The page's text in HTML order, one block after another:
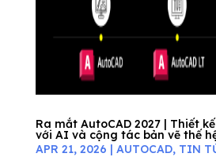
Ra mắt AutoCAD 2027 | Thiết
với AI và cộng tác bản vẽ thế
APR 21, 2026 | AUTOCAD, TIN